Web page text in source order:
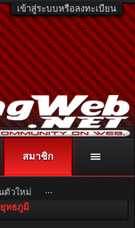
เข้าสู่ระบบหรือลงทะเบียน
หรือโทร. 081-811-1138
เพิ่มเติม คลิกที่นี่
ทธภูมิ
สมาชิก
ตัวใหม่ ...